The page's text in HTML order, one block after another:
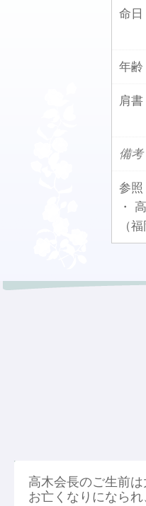
命日
年齢
肩書
備考
参照
・
（
高木会長のご生前
お亡くなりになられ